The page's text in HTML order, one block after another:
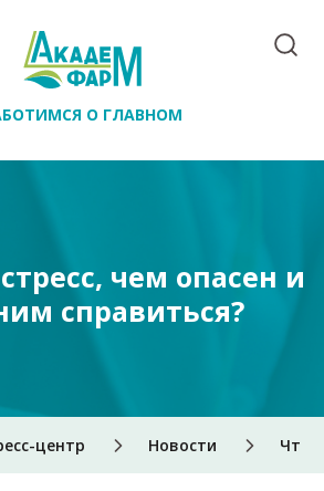
О ГЛАВНОМ
центр Новости Что
чем опасен и
справиться?